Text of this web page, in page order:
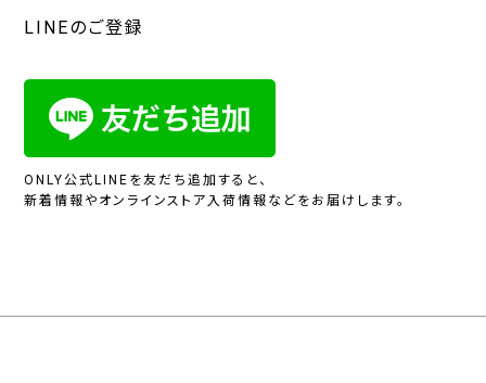
LINEのご登録
ONLY公式LINEを友だち追加すると、
新着情報やオンラインストア入荷情報などをお届けします。